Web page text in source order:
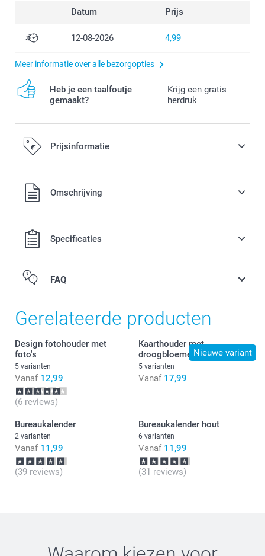
Datum Prijs
12-08-2026 4,99
Meer informatie over alle bezorgopties
Heb je een taalfoutje
gemaakt?
Krijg een gratis
herdruk
Prijsinformatie
Alle prijzen zijn in EURO (€) inclusief BTW en exclusief
verzendkosten.Omschrijving
Specificaties
FAQ
Gerelateerde producten
Design fotohouder met
foto's
5 varianten
Vanaf 12,99
(6 reviews)
Nieuwe variant
Kaarthouder met
droogbloemen
5 varianten
Vanaf 17,99
Bureaukalender
2 varianten
Vanaf 11,99
(39 reviews)
Bureaukalender hout
6 varianten
Vanaf 11,99
(31 reviews)